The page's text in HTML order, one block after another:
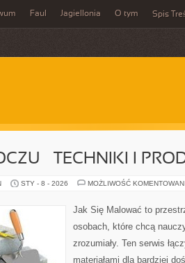
Faul Jagiellonia O tym Spis
– TECHNIKI I
STY - 8 - 2026 MOŻLIWOŚĆ
Jak Się Malować to
osobach, które chcą
zrozumiały. Ten serwis
materiałami dla bardziej